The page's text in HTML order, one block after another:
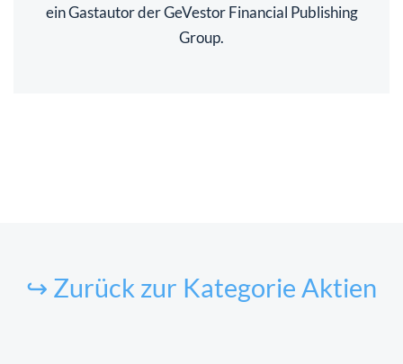
ein Gastautor der GeVestor Financial Publishing
Group.
↪ Zurück zur Kategorie Aktien